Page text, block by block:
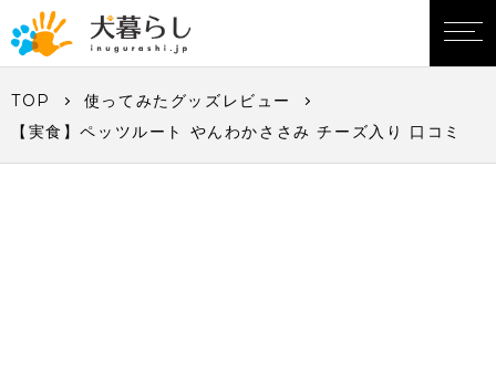
TOP
使ってみたグッズレビュー
【実食】ペッツルート やんわかささみ チーズ入り 口コミ